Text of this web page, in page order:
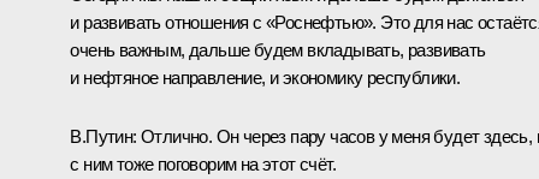
и развивать отношения с «Роснефтью». Это для нас
очень важным, дальше будем вкладывать, развивать
и нефтяное направление, и экономику республики.
В.Путин: Отлично. Он через пару часов у меня будет
с ним тоже поговорим на этот счёт.